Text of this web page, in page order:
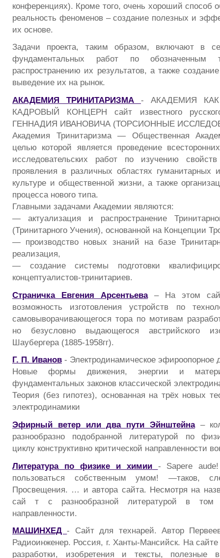
конференциях). Кроме того, очень хороший способ
реальность феноменов – создание полезных и
их основе.
Задачи проекта, таким образом, включают в
фундаментальных работ по обозначенным
распространению их результатов, а также
выведение их на рынок.
АКАДЕМИЯ ТРИНИТАРИЗМА - АКАДЕМИЯ
КАДРОВЫЙ КОНЦЕРН сайт известного
ГЕННАДИЯ ИВАНОВИЧА (ТОРСИОННЫЕ
Академия Тринитаризма — Общественная
целью которой является проведение
исследовательских работ по изучению
проявления в различных областях гуманитарных
культуре и общественной жизни, а также
процесса нового типа.
Главными задачами Академии являются:
— актуализация и распространение
(Тринитарного Учения), основанной на Концепции
— производство новых знаний на базе
реализация,
— создание системы подготовки
концептуалистов-тринитариев.
Страничка Евгения Арсентьева– На этом
возможность изготовления устройств по
самовыворачивающегося тора по мотивам
но безусловно выдающегося австрийского
Шаубергера (1885-1958гг).
Г. П. Иванов - Электродинамическое эфироопорное
Новые формы движения, энергии и
фундаментальных законов классической
Теория (без гипотез), основанная на трёх новых
электродинамики
Эфирный ветер или два пути Эйнштейна–
разнообразно подобранной литературой по
циклу конструктивно критической направленности
Литература по физике и химии
- Sapere
пользоваться собственным умом! —таков,
Просвещения. … и автора сайта. Несмотря на
сай т с разнообразной литературой в том
направленности.
МАШИНХЕД- Сайт для технарей. Автор
Радиоинженер. Россия, г. Ханты-Мансийск. На сайте
разработки, изобретения и тексты, полезные